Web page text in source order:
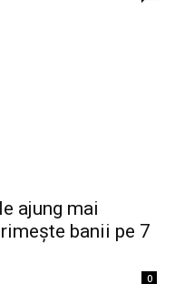
ajung mai
banii pe 7
0